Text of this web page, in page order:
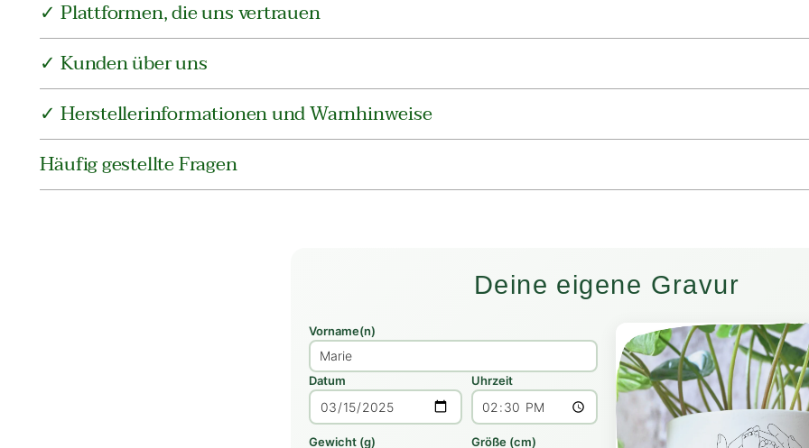
✓ Plattformen, die uns vertrauen
✓ Kunden über uns
✓ Herstellerinformationen und Warnhinweise
Häufig gestellte Fragen
Deine eigene Gravur
Vorname(n)
Datum Uhrzeit
Gewicht (g) Größe (cm)